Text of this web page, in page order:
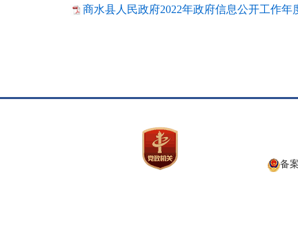
商水县人民政府2022年政府信息公开工作年
备